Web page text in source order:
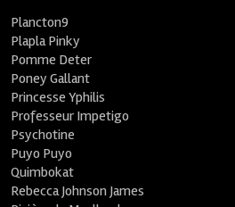
Plancton9
Plapla Pinky
Pomme Deter
Poney Gallant
Princesse Yphilis
Professeur Impetigo
Psychotine
Puyo Puyo
Quimbokat
Rebecca Johnson James